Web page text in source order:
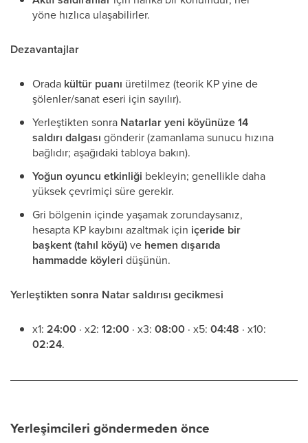
yöne hızlıca ulaşabilirler.
Dezavantajlar
Orada kültür puanı üretilmez (teorik KP yine de
şölenler/sanat eseri için sayılır).
Yerleştikten sonra Natarlar yeni köyünüze 14
saldırı dalgası gönderir (zamanlama sunucu hızına
bağlıdır; aşağıdaki tabloya bakın).
Yoğun oyuncu etkinliği bekleyin; genellikle daha
yüksek çevrimiçi süre gerekir.
Gri bölgenin içinde yaşamak zorundaysanız,
hesapta KP kaybını azaltmak için içeride bir
başkent (tahıl köyü)ve hemen dışarıda
hammadde köyleri düşünün.
Yerleştikten sonra Natar saldırısı gecikmesi
x1: 24:00 · x2: 12:00 · x3: 08:00 · x5: 04:48 · x10:
02:24.
Yerleşimcileri göndermeden önce